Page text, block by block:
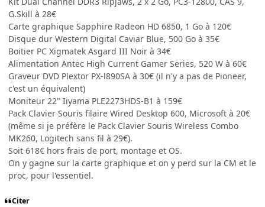
G.Skill à 28€
Carte graphique Sapphire Radeon HD 6850, 1 Go à 120€
Disque dur Western Digital Caviar Blue, 500 Go à 35€
Boitier PC Xigmatek Asgard III Noir à 34€
Alimentation Antec High Current Gamer Series, 520 W à 60€
Graveur DVD Plextor PX-l890SA à 30€ (il n'y a pas de Pioneer,
c'est un équivalent)
Moniteur 22" Iiyama PLE2273HDS-B1 à 159€
Pack Clavier Souris filaire Wired Desktop 600, Microsoft à 20€
(même si je préfère le Pack Clavier Souris Wireless Combo
MK260, Logitech sans fil à 29€).
Soit 618€ hors frais de port, montage et OS.
On y gagne sur la carte graphique et on y perd sur la CM et le
proc, pour l'essentiel.
Citer